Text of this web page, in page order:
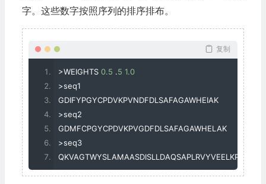
字。这些数字按照序列的排序排布。
复制
>WEIGHTS 0.5 .5 1.0
>seq1
GDIFYPGYCPDVKPVNDFDLSAFAGAWHEIAK
>seq2
GDMFCPGYCPDVKPVGDFDLSAFAGAWHELAK
>seq3